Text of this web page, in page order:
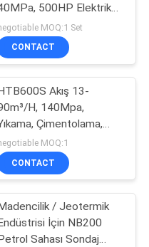
500HP Elektrik
Çamur Pompası
MOQ:1 Set
CONTACT
Akış 13-
H, 140Mpa,
Çimentolama,
veya Basınç Testi
Araca Monte Çamur
Boru Bloğu.
MOQ:1
CONTACT
Madencilik / Jeotermik
Endüstrisi İçin NB200
Petrol Sahası Sondaj